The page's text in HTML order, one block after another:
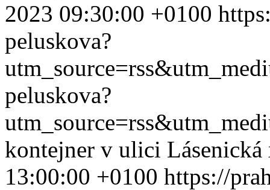
2023 09:30:00 +0100
peluskova?
peluskova?
kontejner v ulici
13:00:00 +0100 https://